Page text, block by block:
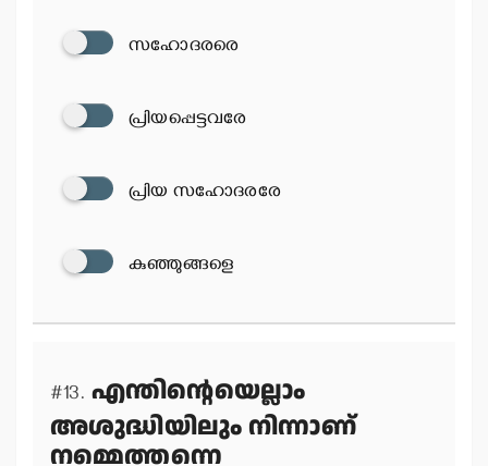
സഹോദരരെ
പ്രിയപ്പെട്ടവരേ
പ്രിയ സഹോദരരേ
കുഞ്ഞുങ്ങളെ
#13. എന്തിന്റെയെല്ലാം
അശുദ്ധിയിലും നിന്നാണ്
നമ്മെത്തന്നെ